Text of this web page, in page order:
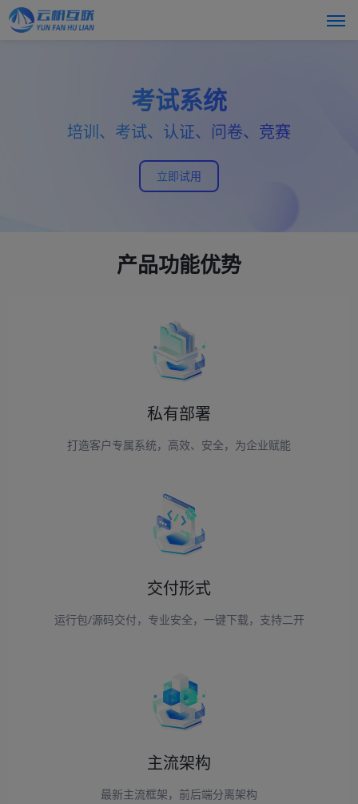
考试系统
培训、考试、认证、问卷、竞赛
立即试用
产品功能优势
私有部署
打造客户专属系统，高效、安全，为企业赋能
交付形式
运行包/源码交付，专业安全，一键下载，支持二开
主流架构
最新主流框架，前后端分离架构